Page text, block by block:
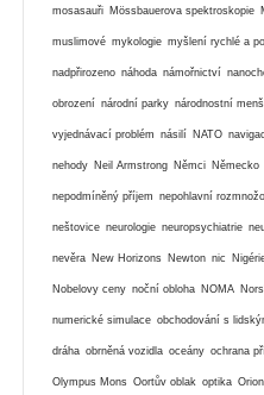
mosasauři Mössbauerova spektroskopie
muslimové mykologie myšlení rychlé a
nadpřirozeno náhoda námořnictví
obrození národní parky národnostní
vyjednávací problém násilí NATO
nehody Neil Armstrong Němci Německo
nepodmíněný příjem nepohlavní
neštovice neurologie neuropsychiatrie
nevěra New Horizons Newton nic
Nobelovy ceny noční obloha NOMA
numerické simulace obchodování s
dráha obrněná vozidla oceány ochrana
Olympus Mons Oortův oblak optika Orion